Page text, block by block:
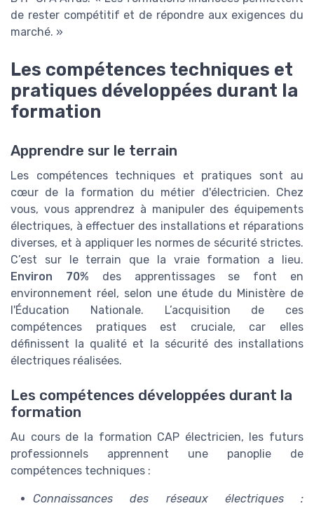
de rester compétitif et de répondre aux exigences du
marché. »
Les compétences techniques et
pratiques développées durant la
formation
Apprendre sur le terrain
Les compétences techniques et pratiques sont au
cœur de la formation du métier d'électricien. Chez
vous, vous apprendrez à manipuler des équipements
électriques, à effectuer des installations et réparations
diverses, et à appliquer les normes de sécurité strictes.
C’est sur le terrain que la vraie formation a lieu.
Environ 70% des apprentissages se font en
environnement réel, selon une étude du Ministère de
l'Éducation Nationale. L’acquisition de ces
compétences pratiques est cruciale, car elles
définissent la qualité et la sécurité des installations
électriques réalisées.
Les compétences développées durant la
formation
Au cours de la formation CAP électricien, les futurs
professionnels apprennent une panoplie de
compétences techniques :
Connaissances des réseaux électriques :